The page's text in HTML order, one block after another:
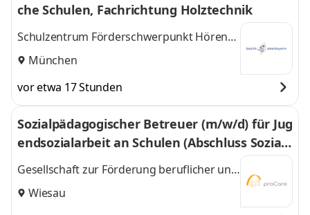
che Schulen, Fachrichtung Holztechnik
Schulzentrum Förderschwerpunkt Hören
und Sprache des Bezirks Oberbayern
München
vor etwa 17 Stunden
Sozialpädagogischer Betreuer (m/w/d) für Jug
endsozialarbeit an Schulen (Abschluss Sozialp
ädagogik / Soziale Arbeit)
Gesellschaft zur Förderung beruflicher und
sozialer Integration (gfi)
Wiesau